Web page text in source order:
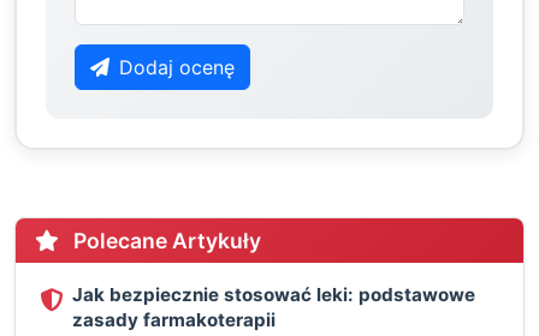
Dodaj ocenę
Polecane Artykuły
Jak bezpiecznie stosować leki: podstawowe
zasady farmakoterapii